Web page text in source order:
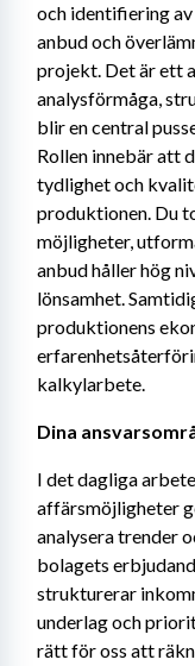
och identifiering
anbud och
projekt. Det är ett
analysförmåga,
blir en central
Rollen innebär att
tydlighet och
produktionen. Du
möjligheter,
anbud håller hög
lönsamhet.
produktionens
kalkylarbete.
Dina
I det dagliga
affärsmöjligheter
analysera trender
bolagets
strukturerar
underlag och
rätt för oss att